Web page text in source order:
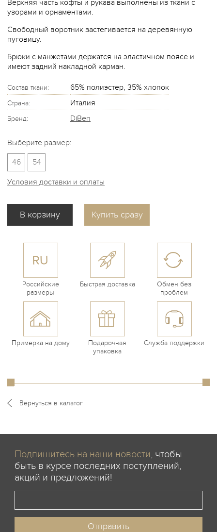
Верхняя часть кофты и рукава выполнены из ткани с
узорами и орнаментами.
Свободный воротник застегивается на деревянную
пуговицу.
Брюки с манжетами держатся на эластичном поясе и
имеют задний накладной карман.
Состав ткани: 65% полиэстер, 35% хлопок
Страна: Италия
Бренд: DiBen
Выберите размер:
46
54
Условия доставки и оплаты
Купить сразу
Российские
размеры
Быстрая доставка
Обмен без
проблем
Примерка на дому
Подарочная
упаковка
Служба поддержки
Вернуться в калатог
Подпишитесь на наши новости, чтобы
быть в курсе последних поступлений,
акций и предложений!